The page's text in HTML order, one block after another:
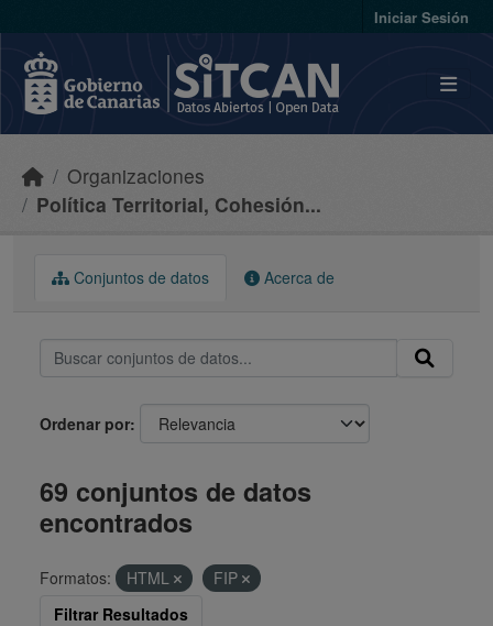
Iniciar Sesión
Organizaciones
Política Territorial, Cohesión...
Conjuntos de datos Acerca de
Ordenar por
69 conjuntos de datos
encontrados
Formatos: HTML
FIP
Filtrar Resultados